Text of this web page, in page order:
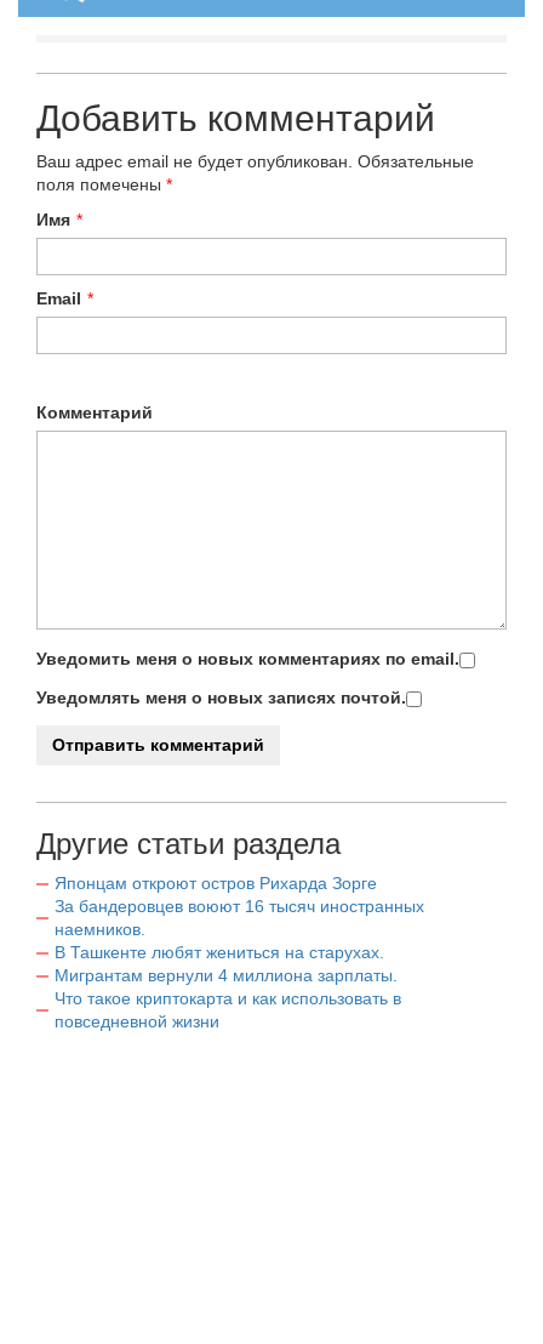
Добавить комментарий
Ваш адрес email не будет опубликован. Обязательные
поля помечены *
Имя *
Email *
Комментарий
Уведомить меня о новых комментариях по email.
Уведомлять меня о новых записях почтой.
Другие статьи раздела
Японцам откроют остров Рихарда Зорге
За бандеровцев воюют 16 тысяч иностранных
наемников.
В Ташкенте любят жениться на старухах.
Мигрантам вернули 4 миллиона зарплаты.
Что такое криптокарта и как использовать в
повседневной жизни